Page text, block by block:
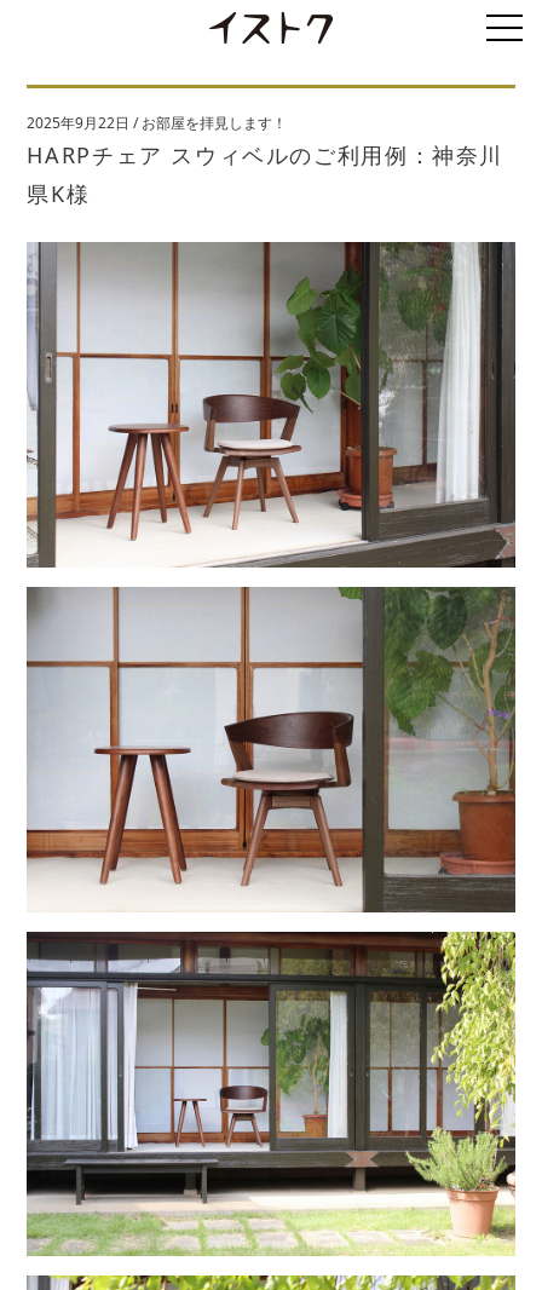
2025年9月22日 /お部屋を拝見します！
HARPチェア スウィベルのご利用例：神奈川
県K様